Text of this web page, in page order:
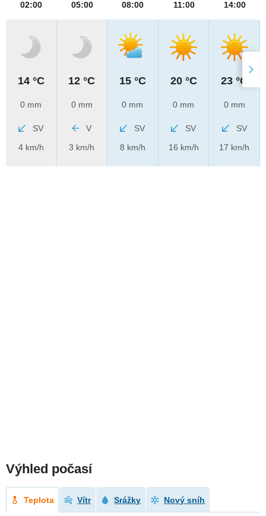
02:00
14 °C
0 mm
SV
4 km/h
05:00
12 °C
0 mm
V
3 km/h
08:00
15 °C
0 mm
SV
8 km/h
11:00
20 °C
0 mm
SV
16 km/h
14:00
23 °C
0 mm
SV
17 km/h
Výhled počasí
Teplota Vítr Srážky Nový sníh